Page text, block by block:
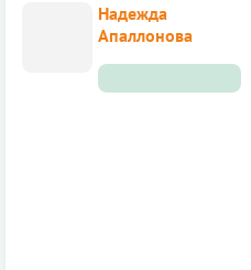
Надежда
Апаллонова